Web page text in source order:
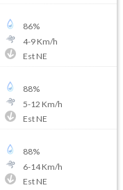
86%
4-9Km/h
Est NE
88%
5-12 Km/h
Est NE
88%
6-14Km/h
Est NE